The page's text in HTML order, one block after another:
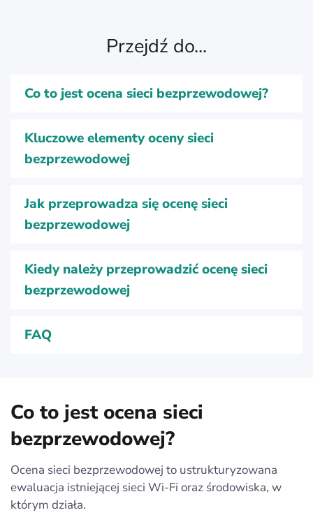
Przejdź do...
Co to jest ocena sieci bezprzewodowej?
Kluczowe elementy oceny sieci
bezprzewodowej
Jak przeprowadza się ocenę sieci
bezprzewodowej
Kiedy należy przeprowadzić ocenę sieci
bezprzewodowej
FAQ
Co to jest ocena sieci
bezprzewodowej?
Ocena sieci bezprzewodowej to ustrukturyzowana
ewaluacja istniejącej sieci Wi-Fi oraz środowiska, w
którym działa.